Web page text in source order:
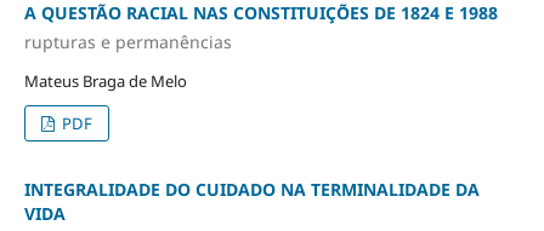
A QUESTÃO RACIAL NAS CONSTITUIÇÕES DE 1824 E 1988
rupturas e permanências
Mateus Braga de Melo
PDF
INTEGRALIDADE DO CUIDADO NA TERMINALIDADE DA
VIDA